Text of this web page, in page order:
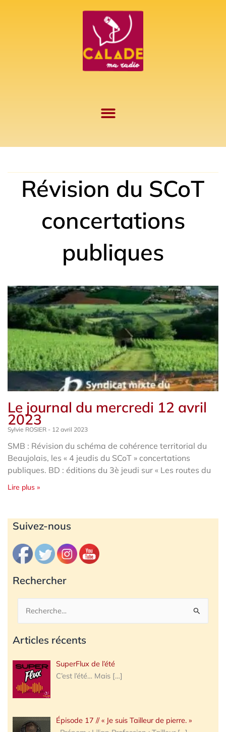
Révision du SCoT
concertations
publiques
Le journal du mercredi 12 avril
2023
Sylvie ROSIER 12 avril 2023
SMB : Révision du schéma de cohérence territorial du
Beaujolais, les « 4 jeudis du SCoT » concertations
publiques. BD : éditions du 3è jeudi sur « Les routes du
Lire plus »
Suivez-nous
Rechercher
Rechercher :
Articles récents
SuperFlux de l’été
C’est l’été… Mais […]
Épisode 17 // « Je suis Tailleur de pierre. »
Archives